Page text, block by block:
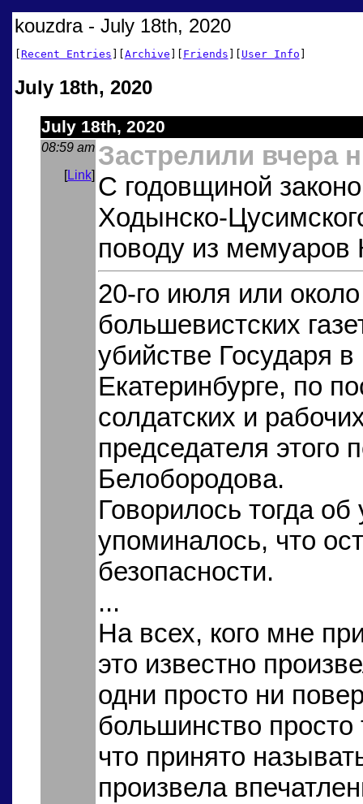
kouzdra - July 18th, 2020
[Recent Entries ][Archive ][ Friends ][ User Info ]
July 18th, 2020
July 18th, 2020
08:59 am
Link]
Застрелили вчера
С годовщиной
Ходынско-
поводу из мемуаров
20-го июля или
большевистских
убийстве Государя
Екатеринбурге, по
солдатских и
председателя этого
Белобородова.
Говорилось тогда
упоминалось, что
безопасности.
...
На всех, кого мне
это известно
одни просто ни
большинство
что принято
произвела